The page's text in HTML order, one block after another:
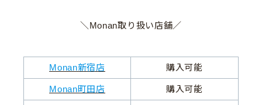
＼Monan取り扱い店舗／
Monan新宿店 購入可能
Monan町田店 購入可能